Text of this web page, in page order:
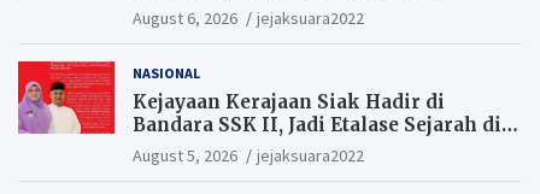
August 6, 2026 jejaksuara2022
NASIONAL
Kejayaan Kerajaan Siak Hadir di
Bandara SSK II, Jadi Etalase Sejarah di
Gerbang Riau
August 5, 2026 jejaksuara2022